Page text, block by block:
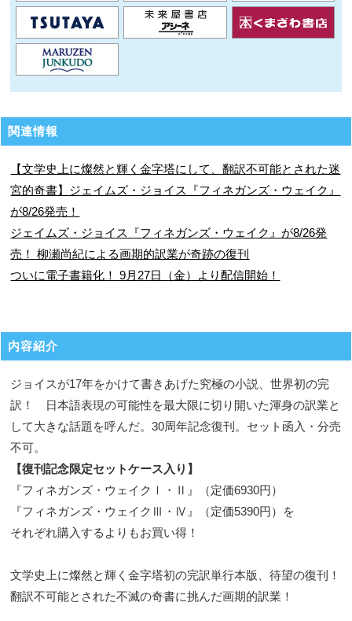
関連情報
【文学史上に燦然と輝く金字塔にして、翻訳不可能とされた迷
宮的奇書】ジェイムズ・ジョイス『フィネガンズ・ウェイク』
が8/26発売！
ジェイムズ・ジョイス『フィネガンズ・ウェイク』が8/26発
売！ 柳瀬尚紀による画期的訳業が奇跡の復刊
ついに電子書籍化！ 9月27日（金）より配信開始！
内容紹介
ジョイスが17年をかけて書きあげた究極の小説、世界初の完
訳！ 日本語表現の可能性を最大限に切り開いた渾身の訳業と
して大きな話題を呼んだ。30周年記念復刊。セット函入・分売
不可。
【復刊記念限定セットケース入り】
『フィネガンズ・ウェイクⅠ・Ⅱ』（定価6930円）
『フィネガンズ・ウェイクⅢ・Ⅳ』（定価5390円）を
それぞれ購入するよりもお買い得！
文学史上に燦然と輝く金字塔初の完訳単行本版、待望の復刊！
翻訳不可能とされた不滅の奇書に挑んだ画期的訳業！